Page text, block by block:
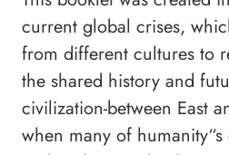
current global crises,
from different cultures to
the shared history and
civilization-between East
when many of